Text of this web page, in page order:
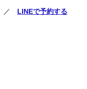
／ LINEで予約する